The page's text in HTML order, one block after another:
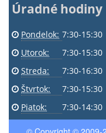
Úradné
Pondelok: 7:30-15:30
Utorok:
7:30-15:30
Streda:
7:30-16:30
Štvrtok:
7:30-15:30
Piatok:
7:30-14:30